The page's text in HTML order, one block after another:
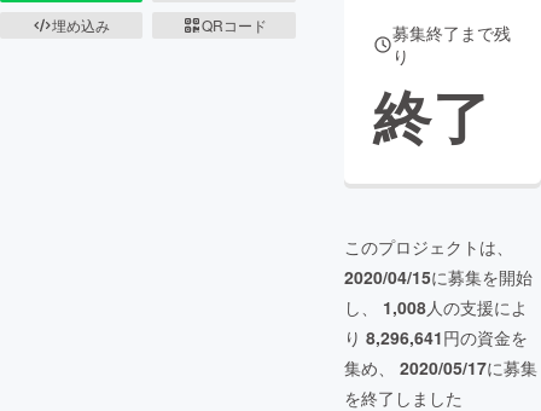
埋め込み
QRコード
募集終了まで残
り
終了
このプロジェクトは、
2020/04/15に募集を開始
し、 1,008人の支援によ
り 8,296,641円の資金を
集め、 2020/05/17に募集
を終了しました